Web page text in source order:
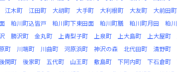
江木町 江田町 大胡町 大手町 大利根町 大友町 大前田町
粕川町込皆戸 粕川町下東田面 粕川町膳 粕川町月田 粕
勝沢町 金丸町 上青梨子町 上泉町 上大島町 上大屋町
町 川端町 川曲町 河原浜町 神沢の森 北代田町 清野町
閑町 後家町 五代町 山王町 敷島町 下阿内町 下石倉町